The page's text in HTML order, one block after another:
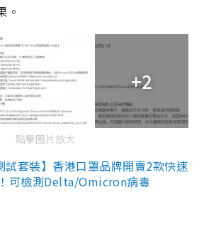
。
+2
點擊圖片放大
試套裝】香港口罩品牌開賣2款快速
可檢測Delta/Omicron病毒